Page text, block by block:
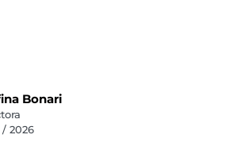
Bonari
2026